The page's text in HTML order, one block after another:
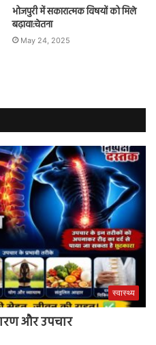
भोजपुरी में सकारात्मक विषयों को मिले
बढ़ावा:चेतना
May 24, 2025
स्वास्थ्य
और उपचार